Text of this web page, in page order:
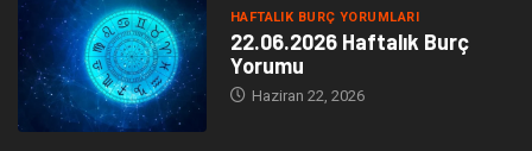
HAFTALIK BURÇ YORUMLARI
22.06.2026 Haftalık Burç
Yorumu
Haziran 22, 2026